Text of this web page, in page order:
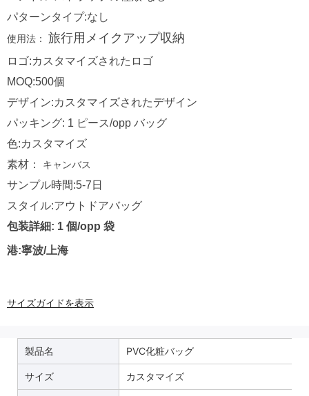
パターンタイプ:なし
使用法： 旅行用メイクアップ収納
ロゴ:カスタマイズされたロゴ
MOQ:500個
デザイン:カスタマイズされたデザイン
パッキング: 1 ピース/opp バッグ
色:カスタマイズ
素材： キャンバス
サンプル時間:5-7日
スタイル:アウトドアバッグ
包装詳細: 1 個/opp 袋
港:寧波/上海
サイズガイドを表示
製品名 PVC化粧バッグ
サイズ カスタマイズ